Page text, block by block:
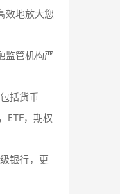
效地放大您
监管机构严
括货币
ETF，期权
银行，更